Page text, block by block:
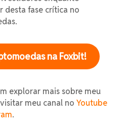
desta fase crítica no
na Foxbit!
explorar mais sobre meu
meu canal no Youtube
.